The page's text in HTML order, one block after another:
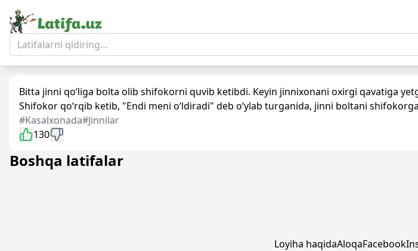
Bitta jinni qo‘liga bolta olib shifokorni quvib ketibdi. Keyin jinnixonani oxirgi qavatiga
Shifokor qo‘rqib ketib, "Endi meni o‘ldiradi" deb o‘ylab turganida, jinni boltani
#Kasalxonada#Jinnilar
130
Boshqa latifalar
Loyiha haqidaAloqaFacebook